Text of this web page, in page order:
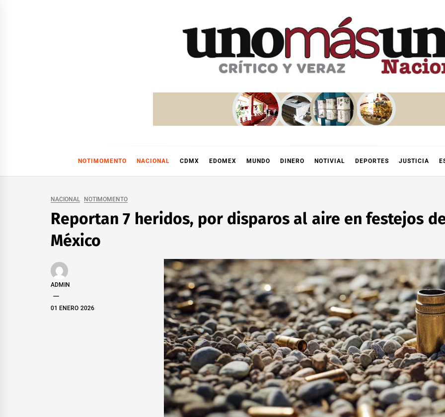
NOTIMOMENTO NACIONAL CDMX EDOMEX MUNDO DINERO NOTIVIAL DEPORTES JUSTICIA
NACIONAL NOTIMOMENTO
Reportan 7 heridos, por disparos al aire en festejos
México
ADMIN
01 ENERO 2026